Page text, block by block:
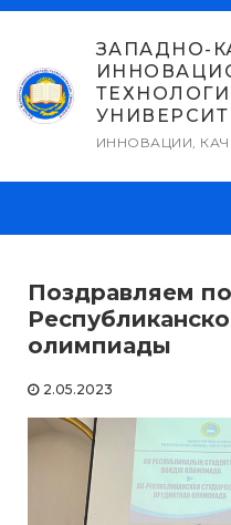
Перейти
содержимому
ЗАПАДНО-
ИННОВАЦИИ,
Поздравляем
олимпиады
2.05.2023